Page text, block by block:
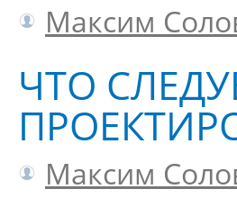
Максим
ЧТО
Максим